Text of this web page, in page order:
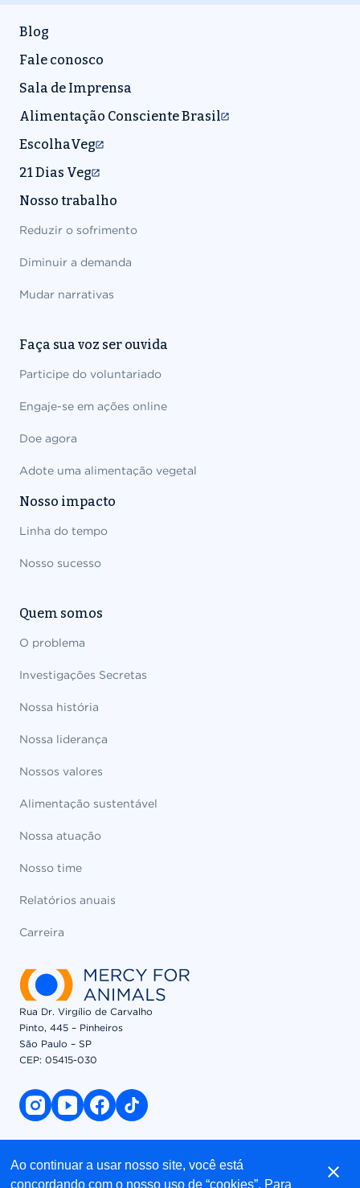
Blog
Fale conosco
Sala de Imprensa
Alimentação Consciente Brasil
EscolhaVeg
21 Dias Veg
Nosso trabalho
Reduzir o sofrimento
Diminuir a demanda
Mudar narrativas
Faça sua voz ser ouvida
Participe do voluntariado
Engaje-se em ações online
Doe agora
Adote uma alimentação vegetal
Nosso impacto
Linha do tempo
Nosso sucesso
Quem somos
O problema
Investigações Secretas
Nossa história
Nossa liderança
Nossos valores
Alimentação sustentável
Nossa atuação
Nosso time
Relatórios anuais
Carreira
Rua Dr. Virgílio de Carvalho
Pinto, 445 – Pinheiros
São Paulo – SP
CEP: 05415-030​
instagram link
youtube linkfacebook link
tiktok link
© 2026 Mercy For Animals, Inc. All Rights Reserved
Ao continuar a usar nosso site, você está
concordando com o nosso uso de “cookies”. Para